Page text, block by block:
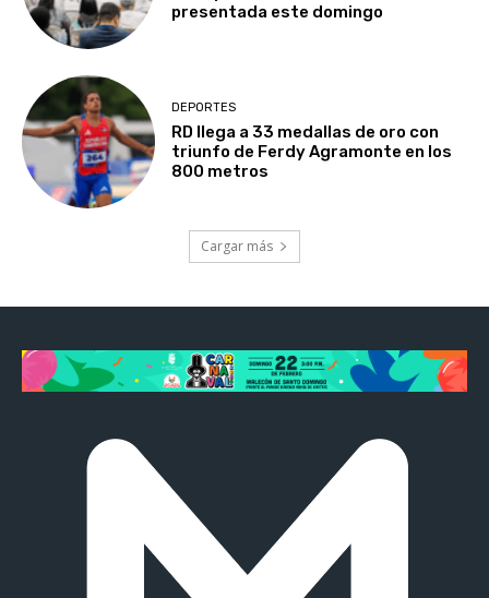
presentada este domingo
DEPORTES
RD llega a 33 medallas de oro con
triunfo de Ferdy Agramonte en los
800 metros
Cargar más